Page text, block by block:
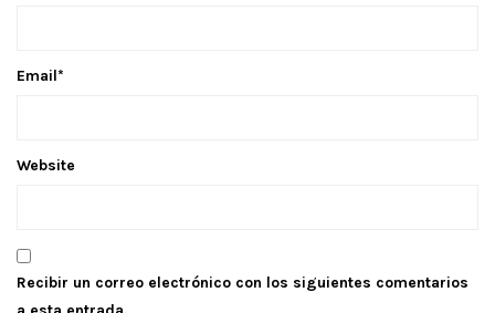
Email*
Website
Recibir un correo electrónico con los siguientes comentarios